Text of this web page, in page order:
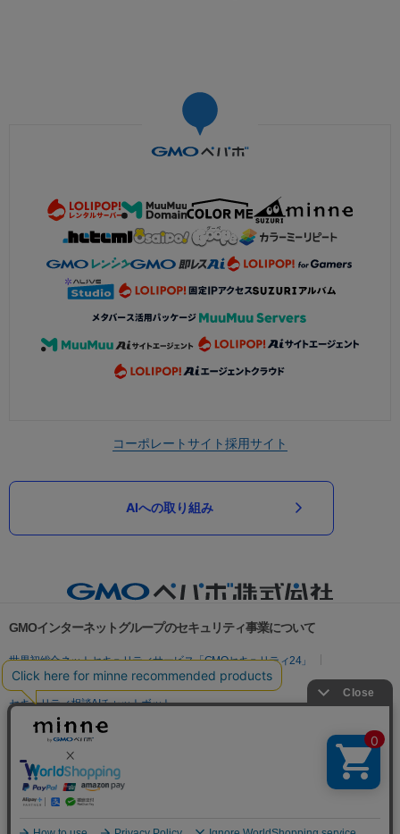
コーポレートサイト採用サイト
AIへの取り組み
GMOインターネットグループのセキュリティ事業について
世界初総合ネットセキュリティサービス「GMOセキュリティ24」
パスワード漏洩診断
Webサイトリスク診断
セキュリティ相談AIチャットボット
実在証明・盗聴対策
サイバー攻撃対策（GMO Flatt Security）
セキュリティ事業の軌跡